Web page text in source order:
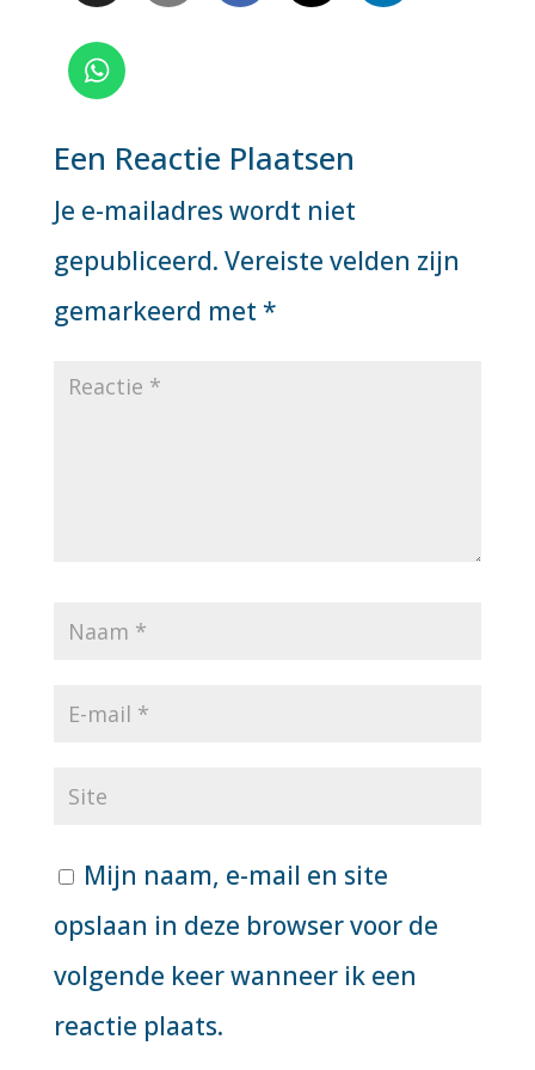
Een Reactie Plaatsen
Je e-mailadres wordt niet
gepubliceerd. Vereiste velden zijn
gemarkeerd met *
Mijn naam, e-mail en site
opslaan in deze browser voor de
volgende keer wanneer ik een
reactie plaats.